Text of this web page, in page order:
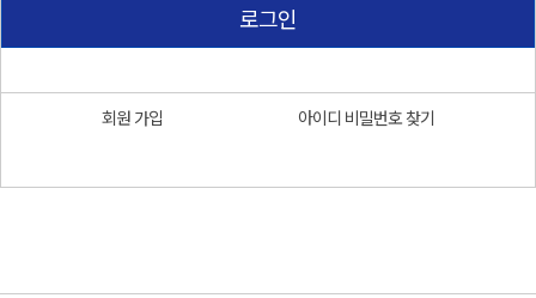
로그인
회원 가입 아이디 비밀번호 찾기